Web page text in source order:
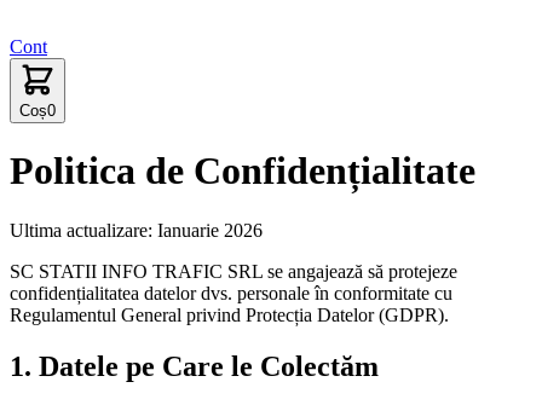
Cont
Coș0
Politica de Confidențialitate
Ultima actualizare: Ianuarie 2026
SC STATII INFO TRAFIC SRL se angajează să protejeze
confidențialitatea datelor dvs. personale în conformitate cu
Regulamentul General privind Protecția Datelor (GDPR).
1. Datele pe Care le Colectăm